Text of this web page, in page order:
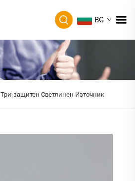
BG
Три-защитен Светлинен Източник